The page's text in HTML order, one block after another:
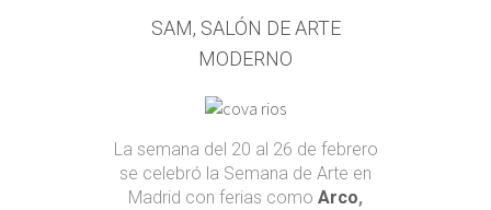
SAM, SALÓN DE ARTE
MODERNO
La semana del 20 al 26 de febrero
se celebró la Semana de Arte en
Madrid con ferias como Arco,